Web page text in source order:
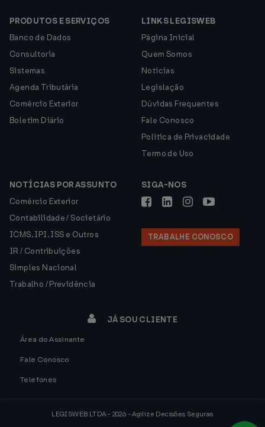
PRODUTOS E SERVIÇOS
Banco de Dados
Consultoria
Sistemas
Agenda Tributária
Comércio Exterior
Boletim Diário
LINKS LEGISWEB
Página Inicial
Quem Somos
Notícias
Legislação
Dúvidas Frequentes
Fale Conosco
Política de Privacidade
Termo de Uso
NOTÍCIAS POR ASSUNTO
Comércio Exterior
Contabilidade / Societário
ICMS, IPI, ISS e Outros
IR / Contribuições
Simples Nacional
Trabalho / Previdência
SIGA-NOS
TRABALHE CONOSCO
JÁ SOU CLIENTE
Área do Assinante
Fale Conosco
Telefones
LEGISWEB LTDA - 2026 - Agilize Decisões Seguras